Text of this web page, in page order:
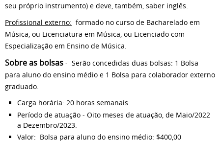
seu próprio instrumento) e deve, também, saber inglês.
Profissional externo: formado no curso de Bacharelado em
Música, ou Licenciatura em Música, ou Licenciado com
Especialização em Ensino de Música.
Sobre as bolsas - Serão concedidas duas bolsas: 1 Bolsa
para aluno do ensino médio e 1 Bolsa para colaborador externo
graduado.
Carga horária: 20 horas semanais.
Período de atuação - Oito meses de atuação, de Maio/2022
a Dezembro/2023.
Valor: Bolsa para aluno do ensino médio: $400,00